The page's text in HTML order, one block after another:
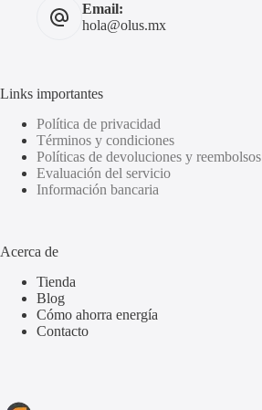
Email:
hola@olus.mx
Links importantes
Política de privacidad
Términos y condiciones
Políticas de devoluciones y reembolsos
Evaluación del servicio
Información bancaria
Acerca de
Tienda
Blog
Cómo ahorra energía
Contacto